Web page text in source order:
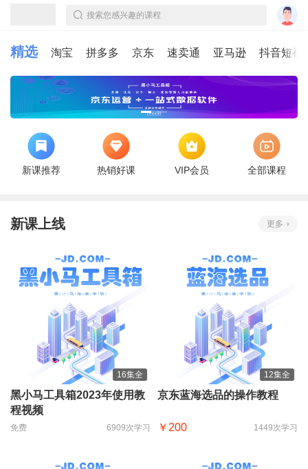
搜索您感兴趣的课程
精选 淘宝 拼多多 京东 速卖通 亚马逊 抖音短视
新课推荐 热销好课 VIP会员 全部课程
新课上线 更多
16集全
黑小马工具箱2023年使用教
程视频
免费 6909次学习
12集全
京东蓝海选品的操作教程
￥200 1449次学习